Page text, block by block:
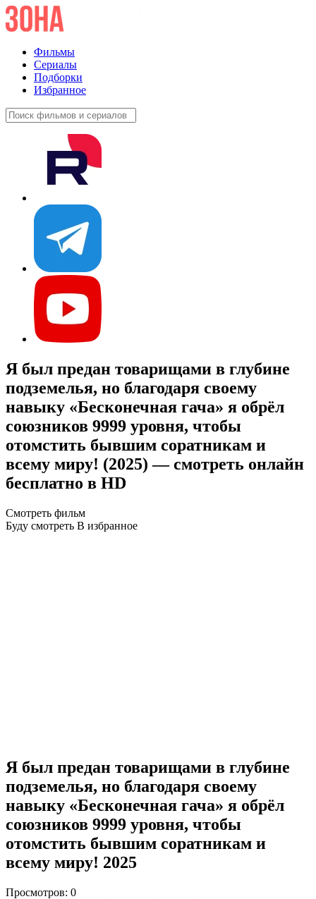
Фильмы
Сериалы
Подборки
Избранное
Я был предан товарищами в глубине
подземелья, но благодаря своему
навыку «Бесконечная гача» я обрёл
союзников 9999 уровня, чтобы
отомстить бывшим соратникам и
всему миру! (2025) — смотреть онлайн
бесплатно в HD
Смотреть фильм
Буду смотреть В избранное
Я был предан товарищами в глубине
подземелья, но благодаря своему
навыку «Бесконечная гача» я обрёл
союзников 9999 уровня, чтобы
отомстить бывшим соратникам и
всему миру! 2025
Просмотров: 0